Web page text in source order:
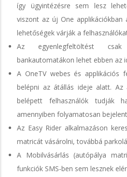
így ügyintézésre sem lesz
viszont az új One
lehetőségek várják a
Az egyenlegfeltöltést
bankautomatákon lehet ebben az
A OneTV webes és applikációs
belépni az átállás ideje alatt.
belépett felhasználók tudják
amennyiben folyamatosan
Az Easy Rider alkalmazáson
matricát vásárolni, továbbá
A Mobilvásárlás (autópálya
funkciók SMS-ben sem lesznek